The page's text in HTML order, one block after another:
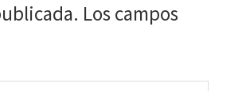
Los campos